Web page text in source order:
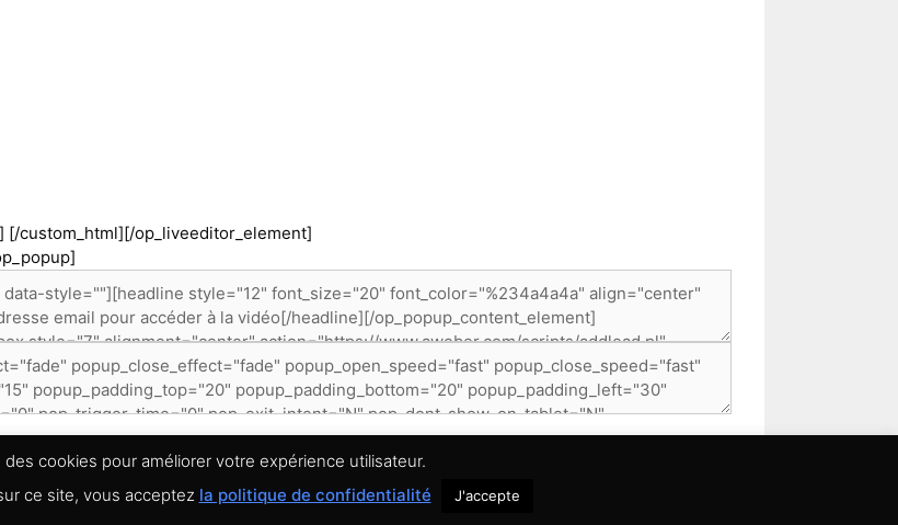
[/custom_html][/op_liveeditor_element]
légales-Conditions Générales de Vente-Politique de confidentialité
des cookies pour améliorer votre expérience utilisateur.
ce site, vous acceptez la politique de confidentialité J'accepte